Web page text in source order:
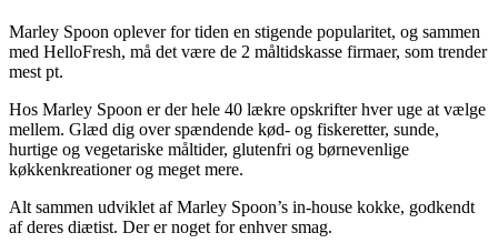
Marley Spoon oplever for tiden en stigende popularitet, og sammen
med HelloFresh, må det være de 2 måltidskasse firmaer, som trender
mest pt.
Hos Marley Spoon er der hele 40 lækre opskrifter hver uge at vælge
mellem. Glæd dig over spændende kød- og fiskeretter, sunde,
hurtige og vegetariske måltider, glutenfri og børnevenlige
køkkenkreationer og meget mere.
Alt sammen udviklet af Marley Spoon’s in-house kokke, godkendt
af deres diætist. Der er noget for enhver smag.